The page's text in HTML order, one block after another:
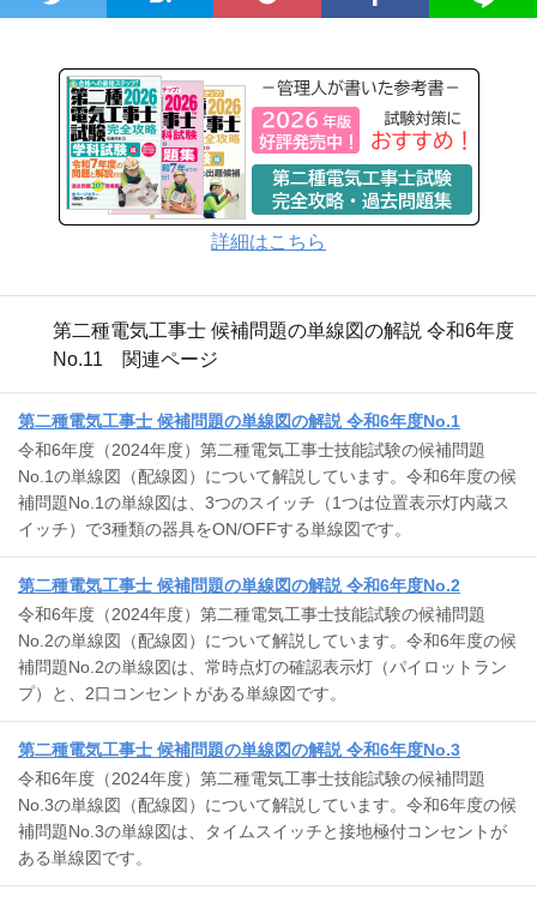
詳細はこちら
第二種電気工事士 候補問題の単線図の解説 令和6年度
No.11 関連ページ
第二種電気工事士 候補問題の単線図の解説 令和6年度No.1
令和6年度（2024年度）第二種電気工事士技能試験の候補問題
No.1の単線図（配線図）について解説しています。令和6年度の候
補問題No.1の単線図は、3つのスイッチ（1つは位置表示灯内蔵ス
イッチ）で3種類の器具をON/OFFする単線図です。
第二種電気工事士 候補問題の単線図の解説 令和6年度No.2
令和6年度（2024年度）第二種電気工事士技能試験の候補問題
No.2の単線図（配線図）について解説しています。令和6年度の候
補問題No.2の単線図は、常時点灯の確認表示灯（パイロットラン
プ）と、2口コンセントがある単線図です。
第二種電気工事士 候補問題の単線図の解説 令和6年度No.3
令和6年度（2024年度）第二種電気工事士技能試験の候補問題
No.3の単線図（配線図）について解説しています。令和6年度の候
補問題No.3の単線図は、タイムスイッチと接地極付コンセントが
ある単線図です。